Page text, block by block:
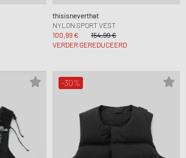
thisisneverthat
NYLON SPORT VEST
100,99 €
154,99 €
VERDER GEREDUCEERD
-30%